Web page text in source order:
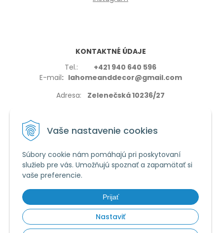
Vaše nastavenie cookies
Súbory cookie nám pomáhajú pri poskytovaní
služieb pre vás. Umožňujú spoznať a zapamätať si
vaše preferencie.
Prijať
Nastaviť
KONTAKTNÉ ÚDAJE
Tel.: +421 940 640 596
E-mail: lahomeanddecor@gmail.com
Adresa: Zelenečská 10236/27
VŠETKO O NÁKUPE
Používanie cookies
Obchodné podmienky